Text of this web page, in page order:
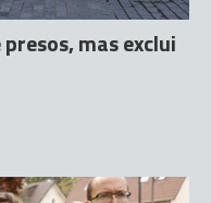
mas exclui